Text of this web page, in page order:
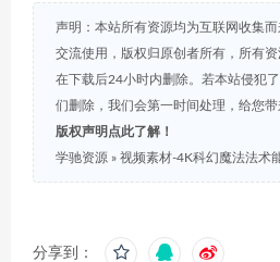
声明：本站所有资源均为互联网收集
交流使用，版权归原创者所有，所有
在下载后24小时内删除。若本站侵犯
们删除，我们会第一时间处理，给您带
版权声明点此了解！
学驰资源 » 视频素材-4K科幻魔法法术
分享到：